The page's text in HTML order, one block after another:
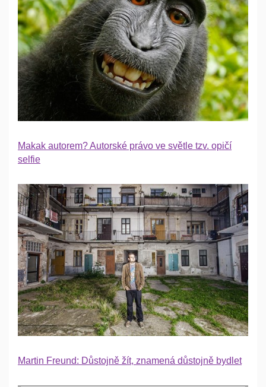
Makak autorem? Autorské právo ve světle tzv. opičí
selfie
Martin Freund: Důstojně žít, znamená důstojně bydlet